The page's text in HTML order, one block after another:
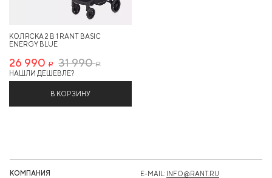
КОЛЯСКА 2 В 1 RANT BASIC
ENERGY BLUE
26 990 Р 31 990Р
НАШЛИ ДЕШЕВЛЕ?
В КОРЗИНУ
КОМПАНИЯ E-MAIL: INFO@RANT.RU